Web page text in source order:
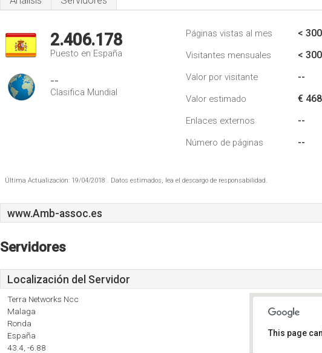
2.406.178
Puesto en España
--
Clasifica Mundial
Páginas vistas al mes < 300
Visitantes mensuales < 300
Valor por visitante --
Valor estimado €
Enlaces externos --
Número de páginas --
Última Actualización: 19/04/2018 . Datos estimados, lea el descargo de responsabilidad.
www.Amb-assoc.es
Servidores
Localización del Servidor
Terra Networks Ncc
Malaga
Ronda
España
43.4, -6.88
This page